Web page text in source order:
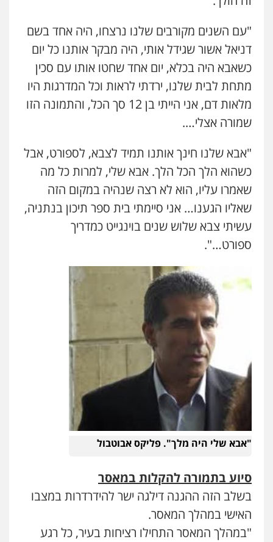
פלילי תעבורה עורכי דין לענייני אסירים
משפחה נוער
0505417090
שני אלגרבלי – משרד עורכי דין
פלילי עורכי דין לענייני אסירים תעבורה
עו"ד אייל אביטל
פלילי פשיעה חמורה מעצרים וחקירות
0544712201
עו"ד רונן בנדל
כבריאן, מזר – משרד עורכי דין
0543986802
עו"ד אבי כהן
פשיעה חמורה אלימות
עבירות מין
0523647066
ויקי שמואל – משרד עו"ד
פלילי משפט פלילי
משפט פלילי
0545437431
"עם השנים מקורבים שלנו נרצחו, היה אחד בשם
דניאל אשור שגידל אותי, היה מבקר אותנו כל יום
כשאבא היה בכלא, יום אחד שחטו אותו עם סכין
מתחת לבית שלנו, ירדתי לראות וכל המדרגות היו
מלאות דם, אני הייתי בן 12 סך הכל, והתמונה הזו
שמורה אצלי….
"אבא שלנו חינך אותנו תמיד לצבא, לספורט, אבל
כשהוא הלך הכל הלך. אבא שלי, למרות כל מה
שאמרו עליו, הוא לא רצה שנהיה במקום הזה
שאליו הגענו… אני סיימתי בית ספר תיכון בנתניה,
עשיתי צבא שלוש שנים בוינגייט כמדריך
ספורט…".
"אבא שלי היה מלך". פליקס אבוטבול
סיוע בתמורה להקלות במאסר
בשלב הזה ההגנה דילגה ישר להידרדרות במצבו
האישי במהלך המאסר.
"במהלך המאסר התחילו רציחות בעיר, כל רגע